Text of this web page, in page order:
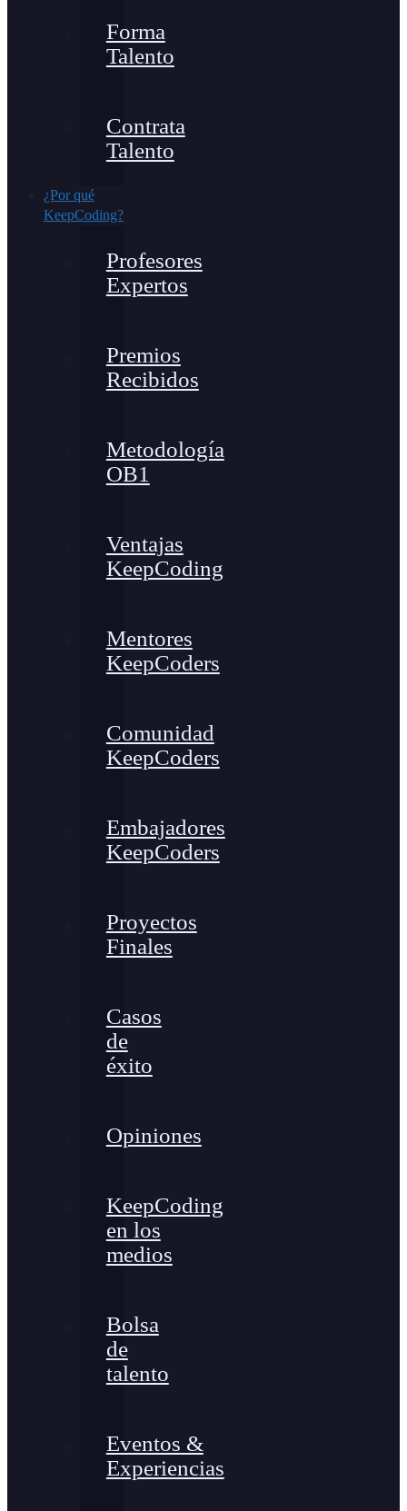
Forma
Talento
Contrata
Talento
¿Por qué
KeepCoding?
Profesores
Expertos
Premios
Recibidos
Metodología
OB1
Ventajas
KeepCoding
Mentores
KeepCoders
Comunidad
KeepCoders
Embajadores
KeepCoders
Proyectos
Finales
Casos
de
éxito
Opiniones
KeepCoding
en los
medios
Bolsa
de
talento
Eventos &
Experiencias